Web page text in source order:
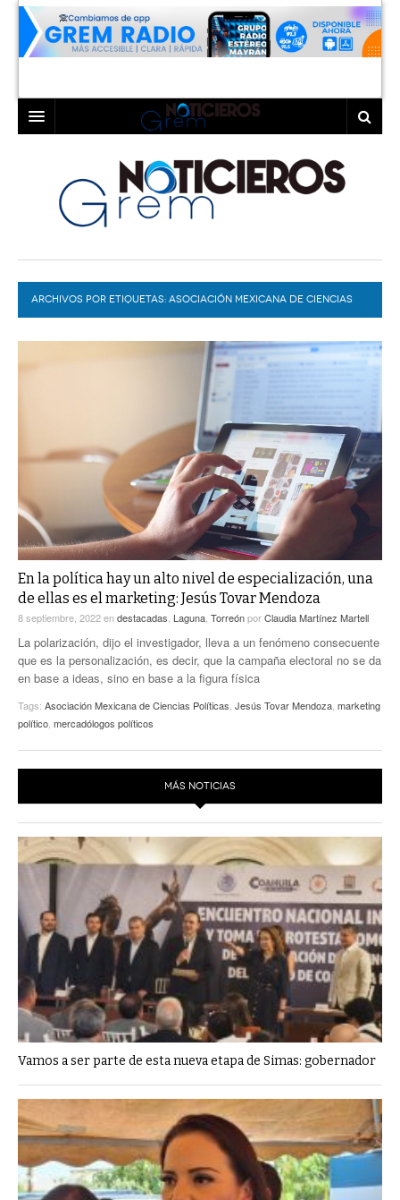
LAGUNA
TORREÓN
GÓMEZ PALACIO
LERDO
COAHUILA
DURANGO
DEPORTES
EXA INFORMA
CONTEXTOS
TRAYECTO LAGUNA
A MEDIA MAÑANA
A TODA LEY
ENTRE LAGUNEROS
DIÁLOGOS CON LA HISTORIA
TWEETS AND BEATS
LA MEJOR 97.1 ESTÉREO GALLITO
PULSO
LA MEJOR INFORMACIÓN
ARCHIVOS POR ETIQUETAS: ASOCIACIÓN MEXICANA DE CIENCIAS
En la política hay un alto nivel de especialización, una
de ellas es el marketing: Jesús Tovar Mendoza
8 septiembre, 2022endestacadas Laguna TorreónporClaudia Martínez Martell
La polarización, dijo el investigador, lleva a un fenómeno consecuente
que es la personalización, es decir, que la campaña electoral no se da
en base a ideas, sino en base a la figura física
Tags: Asociación Mexicana de Ciencias Políticas Jesús Tovar Mendoza marketing
político mercadólogos políticos
MÁS NOTICIAS
Vamos a ser parte de esta nueva etapa de Simas: gobernador